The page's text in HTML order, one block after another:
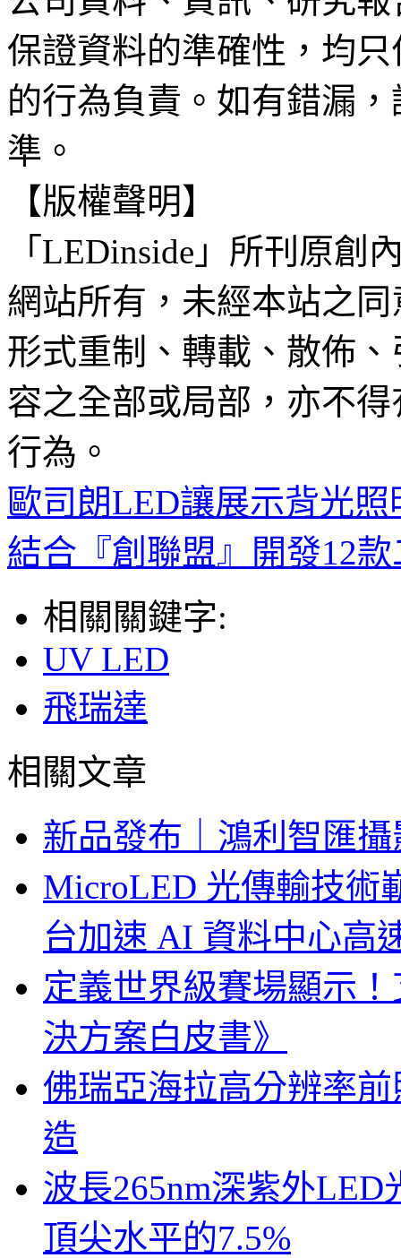
保證資料的準確性，均
的行為負責。如有錯漏
準。
【版權聲明】
「LEDinside」所刊原創
網站所有，未經本站之
形式重制、轉載、散佈
容之全部或局部，亦不
行為。
歐司朗LED讓展示背光
結合『創聯盟』開發12
相關關鍵字:
UV LED
飛瑞達
相關文章
新品發布｜鴻利智匯
MicroLED 光傳輸技術
台加速 AI 資料中心高
定義世界級賽場顯示
決方案白皮書》
佛瑞亞海拉高分辨率
造
波長265nm深紫外
頂尖水平的7.5%